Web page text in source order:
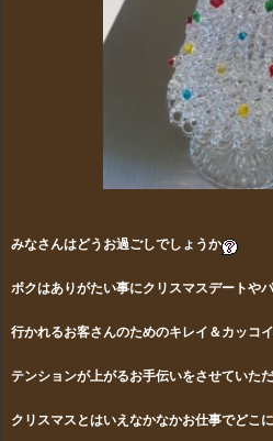
みなさんはどうお過ごしでしょうか
ボクはありがたい事にクリスマスデートや
行かれるお客さんのためのキレイ＆カッコ
テンションが上がるお手伝いをさせていた
クリスマスとはいえなかなかお仕事でどこ